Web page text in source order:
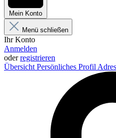
Mein Konto
Menü schließen
Ihr Konto
Anmelden
oderregistrieren
Übersicht Persönliches Profil